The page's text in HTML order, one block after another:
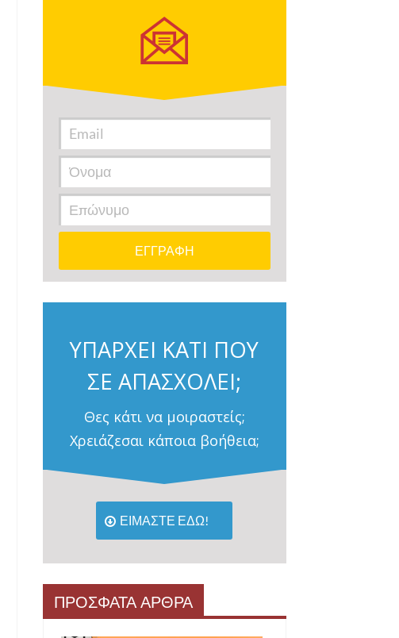
ΥΠΑΡΧΕΙ ΚΑΤΙ ΠΟΥ
ΣΕ ΑΠΑΣΧΟΛΕΙ;
Θες κάτι να μοιραστείς;
Χρειάζεσαι κάποια βοήθεια;
ΕΙΜΑΣΤΕ ΕΔΩ!
ΠΡΟΣΦΑΤΑ ΑΡΘΡΑ